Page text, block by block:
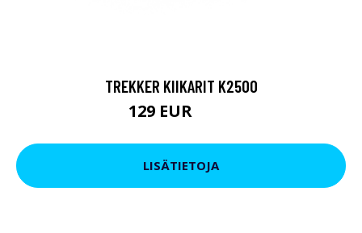
TREKKER KIIKARIT K2500
129 EUR
LISÄTIETOJA